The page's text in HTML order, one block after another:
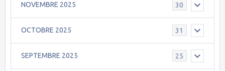
NOVEMBRE 2025 30
OCTOBRE 2025 31
SEPTEMBRE 2025 25